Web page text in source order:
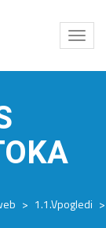
Odpri
meni
> 1.1.Vpogledi >